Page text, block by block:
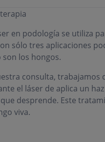
en podología se utiliza
sólo tres aplicaciones
son los hongos.
consulta, trabajamos
el láser de aplica un
desprende. Este
viva.